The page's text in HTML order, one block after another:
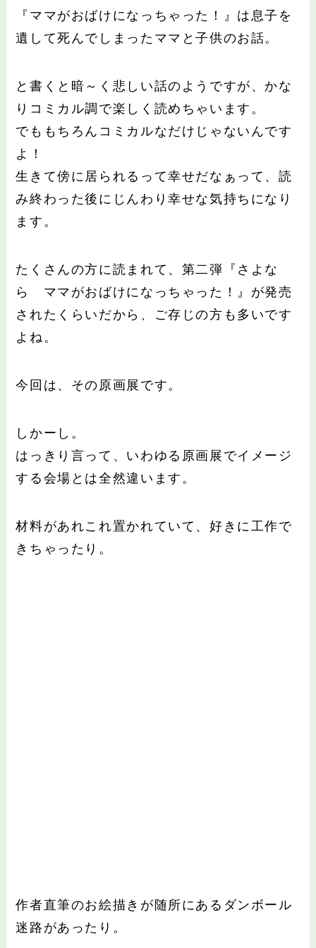
『ママがおばけになっちゃった！』は息子を
遺して死んでしまったママと子供のお話。
と書くと暗～く悲しい話のようですが、かな
りコミカル調で楽しく読めちゃいます。
でももちろんコミカルなだけじゃないんです
よ！
生きて傍に居られるって幸せだなぁって、読
み終わった後にじんわり幸せな気持ちになり
ます。
たくさんの方に読まれて、第二弾『さよな
ら ママがおばけになっちゃった！』が発売
されたくらいだから、ご存じの方も多いです
よね。
今回は、その原画展です。
しかーし。
はっきり言って、いわゆる原画展でイメージ
する会場とは全然違います。
材料があれこれ置かれていて、好きに工作で
きちゃったり。
作者直筆のお絵描きが随所にあるダンボール
迷路があったり。